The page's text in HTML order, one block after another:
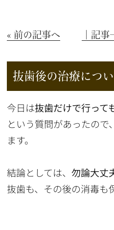
« 前の記事へ │記事
抜歯後の治療につい
今日は抜歯だけで行って
という質問があったの
ます。
結論としては、勿論大丈
抜歯も、その後の消毒も